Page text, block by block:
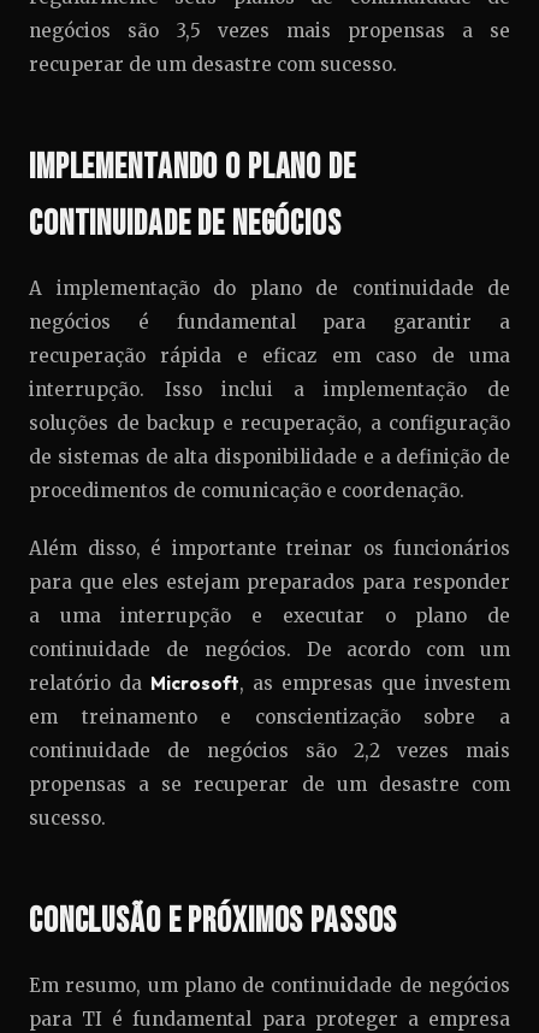
negócios são 3,5 vezes mais propensas a se
recuperar de um desastre com sucesso.
Implementando o Plano de
Continuidade de Negócios
A implementação do plano de continuidade de
negócios é fundamental para garantir a
recuperação rápida e eficaz em caso de uma
interrupção. Isso inclui a implementação de
soluções de backup e recuperação, a configuração
de sistemas de alta disponibilidade e a definição de
procedimentos de comunicação e coordenação.
Além disso, é importante treinar os funcionários
para que eles estejam preparados para responder
a uma interrupção e executar o plano de
continuidade de negócios. De acordo com um
relatório da Microsoft, as empresas que investem
em treinamento e conscientização sobre a
continuidade de negócios são 2,2 vezes mais
propensas a se recuperar de um desastre com
sucesso.
Conclusão e Próximos Passos
Em resumo, um plano de continuidade de negócios
para TI é fundamental para proteger a empresa